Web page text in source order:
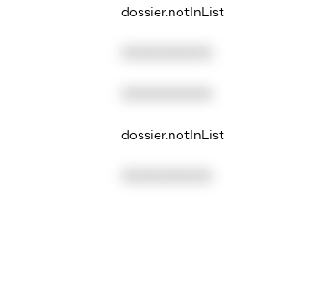
dossier.notInList
dossier.notInList